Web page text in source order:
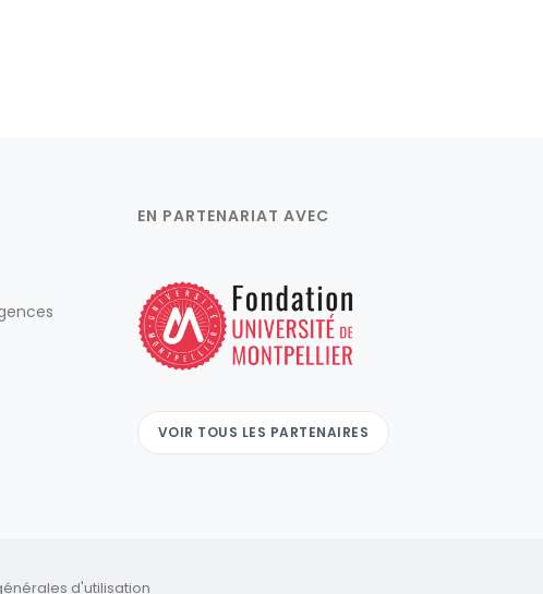
EN PARTENARIAT AVEC
VOIR TOUS LES PARTENAIRES
d'utilisation